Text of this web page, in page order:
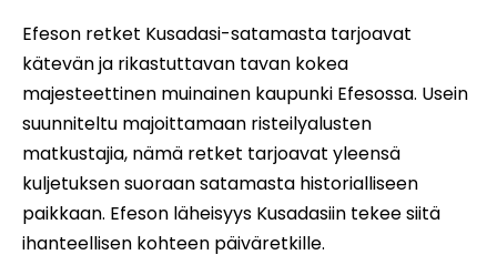
Efeson retket Kusadasi-satamasta tarjoavat
kätevän ja rikastuttavan tavan kokea
majesteettinen muinainen kaupunki Efesossa. Usein
suunniteltu majoittamaan risteilyalusten
matkustajia, nämä retket tarjoavat yleensä
kuljetuksen suoraan satamasta historialliseen
paikkaan. Efeson läheisyys Kusadasiin tekee siitä
ihanteellisen kohteen päiväretkille.